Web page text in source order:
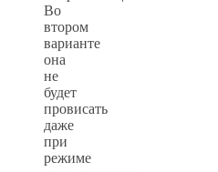
Во
втором
варианте
она
не
будет
провисать
даже
при
режиме